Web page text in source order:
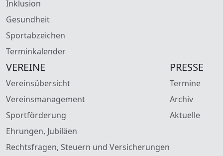
Inklusion
Gesundheit
Sportabzeichen
Terminkalender
VEREINE
Vereinsübersicht
Vereinsmanagement
Sportförderung
Ehrungen, Jubiläen
Rechtsfragen, Steuern und Versicherungen
PRESSE
Termine
Archiv
Aktuelle